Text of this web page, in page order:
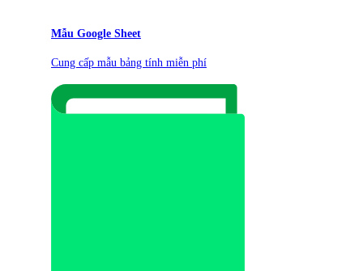
Mẫu Google Sheet
Cung cấp mẫu bảng tính miễn phí